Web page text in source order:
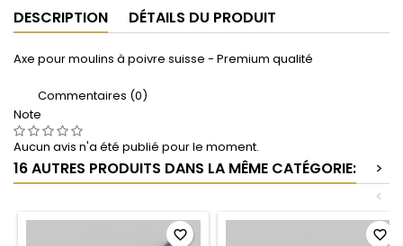
DESCRIPTION DÉTAILS DU PRODUIT
Axe pour moulins à poivre suisse - Premium qualité
Commentaires (0)
Note
Aucun avis n'a été publié pour le moment.
16 AUTRES PRODUITS DANS LA MÊME CATÉGORIE:
>
<
favorite_border favorite_border